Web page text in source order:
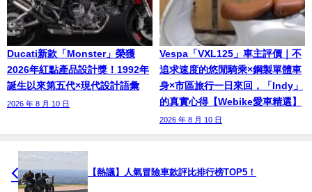
Ducati新款「Monster」榮獲
2026年紅點產品設計獎！1992年
誕生以來第五代×現代設計語彙
2026 年 8 月 10 日
Vespa「VXL125」車主評價｜不
追求速度的悠閒騎乘×鋼製單體車
身×市區旅行一日來回，「Indy」
的真實心得【Webike愛車精選】
2026 年 8 月 10 日
【熱議】人氣冒險車款評比排行榜TOP5！